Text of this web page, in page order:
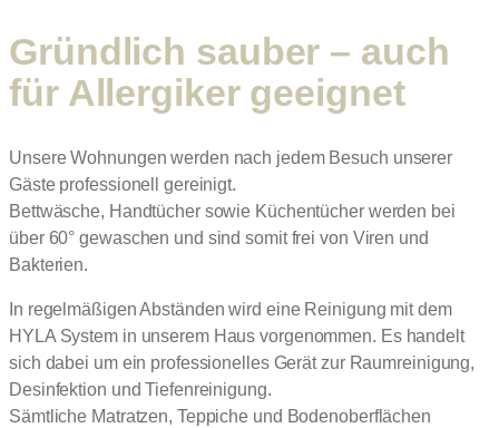
Gründlich sauber – auch
für Allergiker geeignet
Unsere Wohnungen werden nach jedem Besuch unserer
Gäste professionell gereinigt.
Bettwäsche, Handtücher sowie Küchentücher werden bei
über 60° gewaschen und sind somit frei von Viren und
Bakterien.
In regelmäßigen Abständen wird eine Reinigung mit dem
HYLA System in unserem Haus vorgenommen. Es handelt
sich dabei um ein professionelles Gerät zur Raumreinigung,
Desinfektion und Tiefenreinigung.
Sämtliche Matratzen, Teppiche und Bodenoberflächen